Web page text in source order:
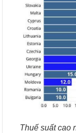
Thuế suất cao